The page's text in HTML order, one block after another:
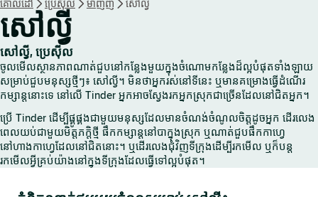
T
e
r
គោលដៅ ប្រេស៊ីល ម៉ាញិញ សៅល្វី
សៅល្វី
សៅល្វី, ប្រេស៊ីល
ចូលមើលស្ថានភាពណាត់ជួបនៅកន្លែងមួយក្នុងចំណោមកន្លែងដ៏ល្អបំផុតទាំងឡាយ
សម្រាប់ជួបមនុស្សថ្មីៗ៖ សៅល្វី។ មិនថាអ្នករស់នៅទីនេះ ឬមានគម្រោងធ្វើដំណើរ
កម្សាន្តនោះទេ នៅលើ Tinder អ្នកអាចស្វែងរកអ្នកស្រុកជាច្រើនដែលនៅជិតអ្នក។
ប្រើ Tinder ដើម្បីផ្គូផ្គងជាមួយមនុស្សដែលមានចំណង់ចំណូលចិត្តដូចអ្នក ដើរលេង
ពេលយប់ជាមួយមិត្តភក្តិថ្មី ផឹកកម្សាន្តនៅបាក្នុងស្រុក ឬណាត់ជួបផឹកកាហ្វេ
នៅហាងកាហ្វេដែលនៅជិតនោះ។ ឬដើរលេងជុំវិញទីក្រុងដើម្បីរកមើល ឬក៏បន្ត
រកមើលអ្វីគ្រប់យ៉ាងនៅក្នុងទីក្រុងដែលធ្វើទៅល្អបំផុត។